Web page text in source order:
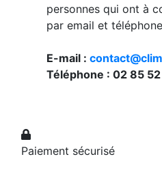
personnes qui ont à
par email et
E-mail :
Téléphone : 02 85
Paiement sécurisé